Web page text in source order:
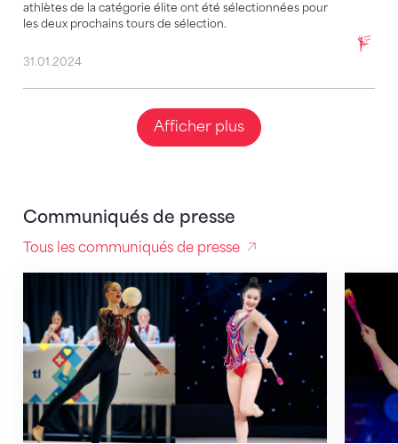
athlètes de la catégorie élite ont été sélectionnées pour
les deux prochains tours de sélection.
31.01.2024
Afficher plus
Communiqués de presse
Tous les communiqués de presse
Les équipes suisses pour les Championnats